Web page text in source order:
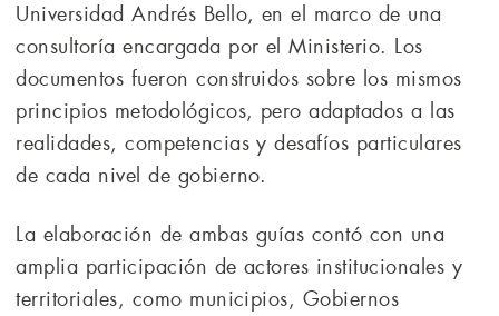
Universidad Andrés Bello, en el marco de una
consultoría encargada por el Ministerio. Los
documentos fueron construidos sobre los mismos
principios metodológicos, pero adaptados a las
realidades, competencias y desafíos particulares
de cada nivel de gobierno.
La elaboración de ambas guías contó con una
amplia participación de actores institucionales y
territoriales, como municipios, Gobiernos